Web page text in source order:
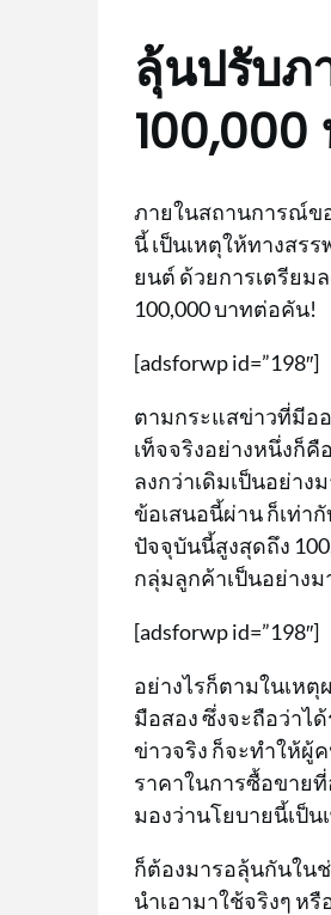
ลุ้นปรับภ
100,000
ภายในสถานการณ์ข
นี้ เป็นเหตุให้ทางสร
ยนต์ ด้วยการเตรียม
100,000 บาทต่อคัน!
[adsforwp id=”198″]
ตามกระแสข่าวที่มีอ
เท็จจริงอย่างหนึ่งก็
ลงกว่าเดิมเป็นอย่า
ข้อเสนอนี้ผ่าน ก็เท่า
ปัจจุบันนี้สูงสุดถึง
กลุ่มลูกค้าเป็นอย่างม
[adsforwp id=”198″]
อย่างไรก็ตามในเห
มือสอง ซึ่งจะถือว่าไ
ข่าวจริง ก็จะทำให้ผู้
ราคาในการซื้อขาย
มองว่านโยบายนี้เป็น
ก็ต้องมารอลุ้นกันใน
นำเอามาใช้จริงๆ ห